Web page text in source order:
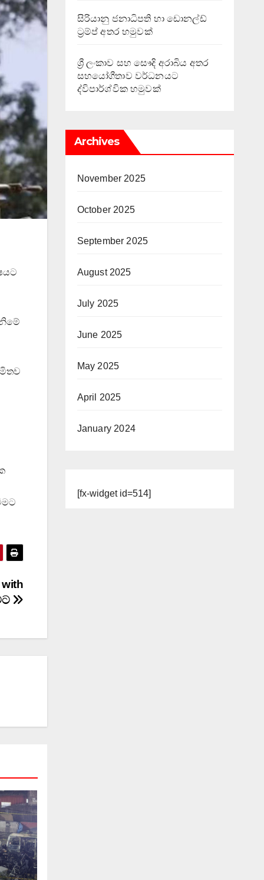
සිරියානු ජනාධිපති හා ඩොනල්ඩ්
ට්‍රම්ප් අතර හමුවක්
ශ්‍රී ලංකාව සහ සෞදි අරාබිය අතර
සහයෝගීතාව වර්ධනයට
ද්විපාර්ශ්වික හමුවක්
Archives
November 2025
October 2025
September 2025
August 2025
July 2025
June 2025
May 2025
April 2025
January 2024
[fx-widget id=514]